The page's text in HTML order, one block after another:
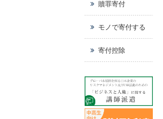
贖罪寄付
モノで寄付する
寄付控除